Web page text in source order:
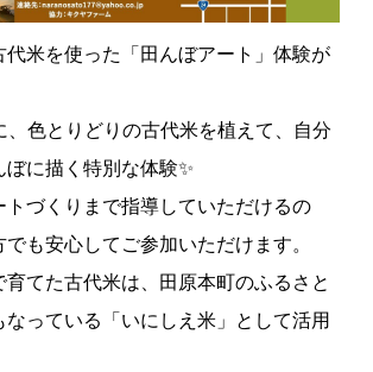
代米を使った「田んぼアート」体験が
、色とりどりの古代米を植えて、自分
に描く特別な体験✨
トづくりまで指導していただけるの
も安心してご参加いただけます。
育てた古代米は、田原本町のふるさと
なっている「いにしえ米」として活用